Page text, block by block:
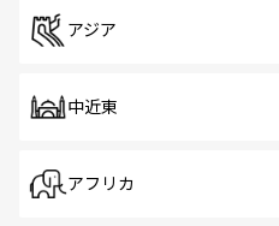
アジア
中近東
アフリカ